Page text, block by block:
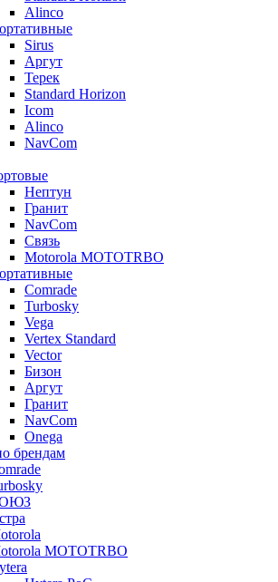
Alinco
Sirus
Аргут
Терек
Standard Horizon
Icom
Alinco
NavCom
Нептун
Гранит
NavCom
Связь
Motorola MOTOTRBO
Comrade
Turbosky
Vega
Vertex Standard
Vector
Бизон
Аргут
Гранит
NavCom
Onega
брендам
MOTOTRBO